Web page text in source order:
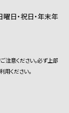
日・祝日・年末年
注意ください。必ず上部
用ください。